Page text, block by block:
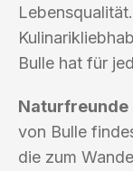
Bulle hat für
Naturfreunde
von Bulle
die zum